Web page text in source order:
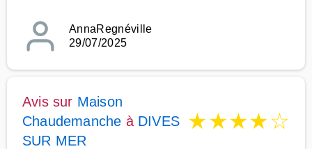
AnnaRegnéville
29/07/2025
Avis sur Maison
Chaudemanche à DIVES
SUR MER
★★★★☆